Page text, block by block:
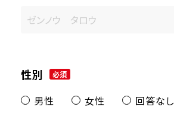
性別 必須
男性 女性 回答なし